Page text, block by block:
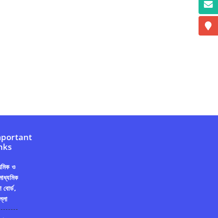
ও
বোর্ড,